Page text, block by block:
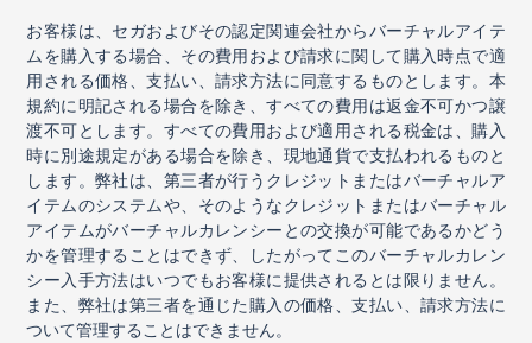
お客様は、セガおよびその認定関連会社からバーチャルアイテ
ムを購入する場合、その費用および請求に関して購入時点で適
用される価格、支払い、請求方法に同意するものとします。本
規約に明記される場合を除き、すべての費用は返金不可かつ譲
渡不可とします。すべての費用および適用される税金は、購入
時に別途規定がある場合を除き、現地通貨で支払われるものと
します。弊社は、第三者が行うクレジットまたはバーチャルア
イテムのシステムや、そのようなクレジットまたはバーチャル
アイテムがバーチャルカレンシーとの交換が可能であるかどう
かを管理することはできず、したがってこのバーチャルカレン
シー入手方法はいつでもお客様に提供されるとは限りません。
また、弊社は第三者を通じた購入の価格、支払い、請求方法に
ついて管理することはできません。